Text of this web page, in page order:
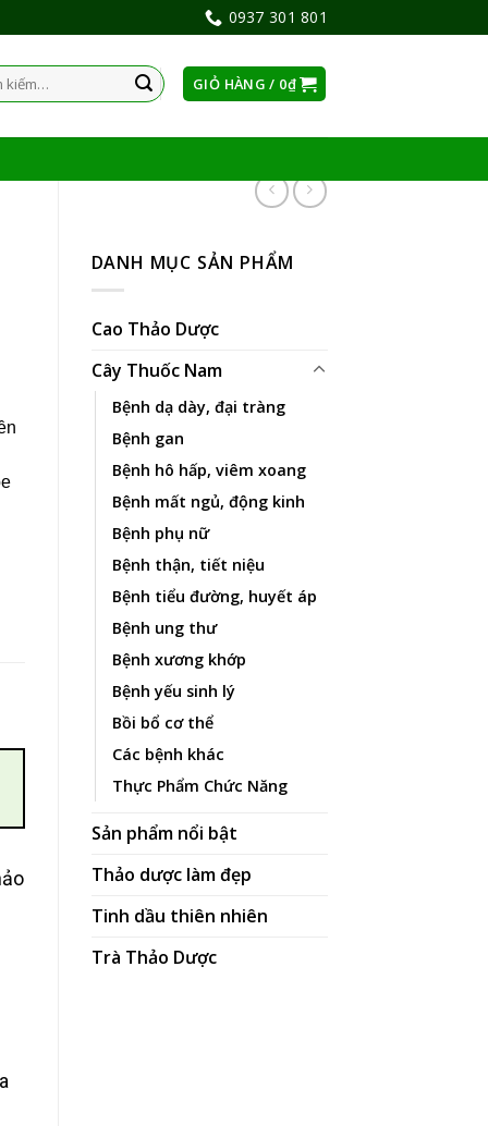
0937 301 801
GIỎ HÀNG / 0₫
DANH MỤC SẢN PHẨM
Cao Thảo Dược
Cây Thuốc Nam
Bệnh dạ dày, đại tràng
Bệnh gan
Bệnh hô hấp, viêm xoang
Bệnh mất ngủ, động kinh
Bệnh phụ nữ
Bệnh thận, tiết niệu
Bệnh tiểu đường, huyết áp
Bệnh ung thư
Bệnh xương khớp
Bệnh yếu sinh lý
Bồi bổ cơ thể
Các bệnh khác
Thực Phẩm Chức Năng
Sản phẩm nổi bật
Thảo dược làm đẹp
Tinh dầu thiên nhiên
Trà Thảo Dược
số lượng